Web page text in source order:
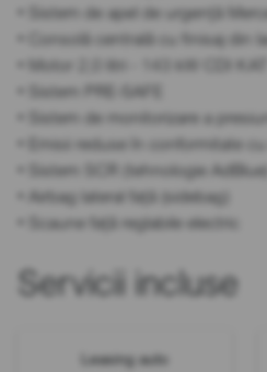
• Sistem de apel de urgență
• Consolă centrală cu finisaj din
• Motor 2,0 litri - 143 kW CDI KAT
• Sistem PRE-SAFE
• Sistem de monitorizare a
• Emisii reduse în conformitate
• Sistem SCR (tehnologie AdBlue)
• Airbag lateral față (sidebag)
• Scaune față reglabile electric
Servicii incluse
Leasing auto